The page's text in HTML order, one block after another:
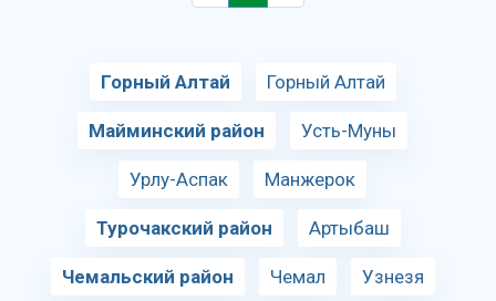
Горный Алтай Горный Алтай
Майминский район Усть-Муны
Урлу-Аспак Манжерок
Турочакский район Артыбаш
Чемальский район Чемал Узнезя